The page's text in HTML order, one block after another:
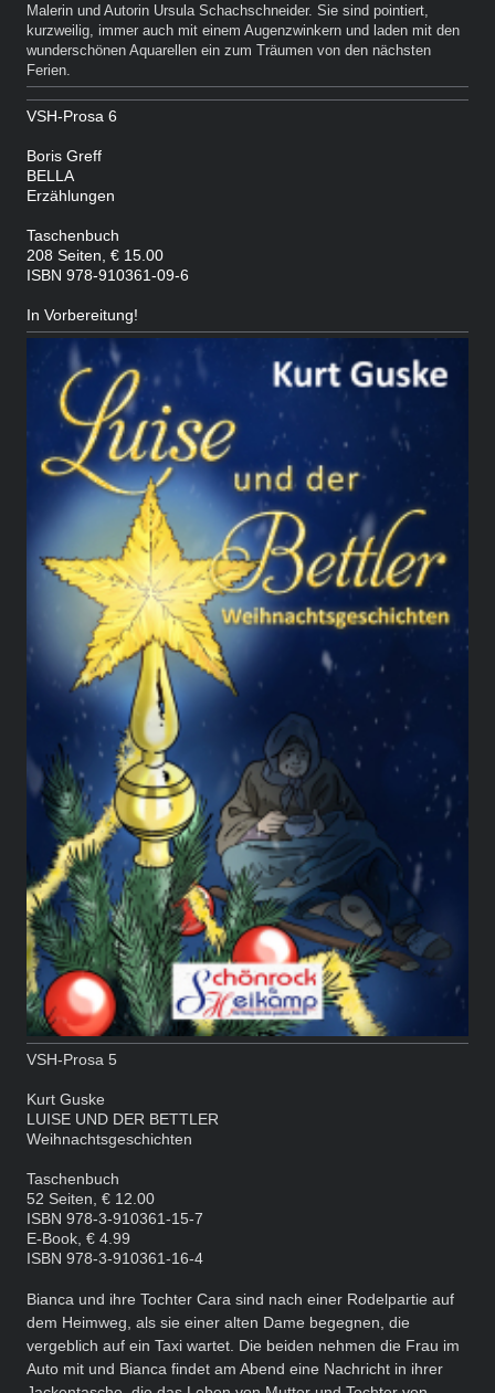
Malerin und Autorin Ursula Schachschneider. Sie sind pointiert,
kurzweilig, immer auch mit einem Augenzwinkern und laden mit den
wunderschönen Aquarellen ein zum Träumen von den nächsten
Ferien.
VSH-Prosa 6
Boris Greff
BELLA
Erzählungen
Taschenbuch
208 Seiten, € 15.00
ISBN 978-910361-09-6
In Vorbereitung!
VSH-Prosa 5
Kurt Guske
LUISE UND DER BETTLER
Weihnachtsgeschichten
Taschenbuch
52 Seiten, € 12.00
ISBN 978-3-910361-15-7
E-Book, € 4.99
ISBN 978-3-910361-16-4
Bianca und ihre Tochter Cara sind nach einer Rodelpartie auf
dem Heimweg, als sie einer alten Dame begegnen, die
vergeblich auf ein Taxi wartet. Die beiden nehmen die Frau im
Auto mit und Bianca findet am Abend eine Nachricht in ihrer